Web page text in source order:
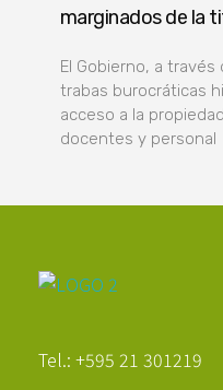
marginados de la
El Gobierno, a
trabas burocráticas
acceso a la
docentes y personal
Tel.: +595 21 301219